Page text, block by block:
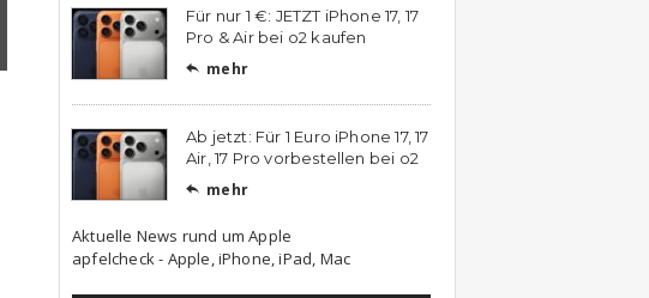
Für nur 1 €: JETZT iPhone 17, 17
Pro & Air bei o2 kaufen
 mehr
Ab jetzt: Für 1 Euro iPhone 17, 17
Air, 17 Pro vorbestellen bei o2
 mehr
Aktuelle News rund um Apple
apfelcheck - Apple, iPhone, iPad, Mac